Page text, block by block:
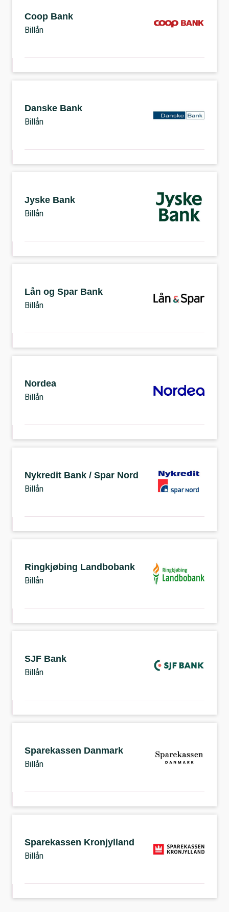
Coop Bank
Billån
Danske Bank
Billån
Jyske Bank
Billån
Lån og Spar Bank
Billån
Nordea
Billån
Nykredit Bank / Spar Nord
Billån
Ringkjøbing Landbobank
Billån
SJF Bank
Billån
Sparekassen Danmark
Billån
Sparekassen Kronjylland
Billån